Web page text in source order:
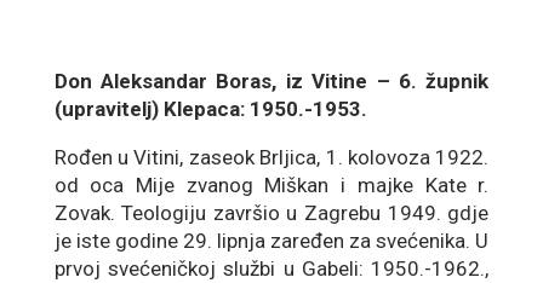
Don Aleksandar Boras, iz Vitine – 6. župnik
(upravitelj) Klepaca: 1950.-1953.
Rođen u Vitini, zaseok Brljica, 1. kolovoza 1922.
od oca Mije zvanog Miškan i majke Kate r.
Zovak. Teologiju završio u Zagrebu 1949. gdje
je iste godine 29. lipnja zaređen za svećenika. U
prvoj svećeničkoj službi u Gabeli: 1950.-1962.,